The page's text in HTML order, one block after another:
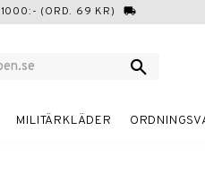
1000:- (ORD. 69 KR) local_shipping
MILITÄRKLÄDER